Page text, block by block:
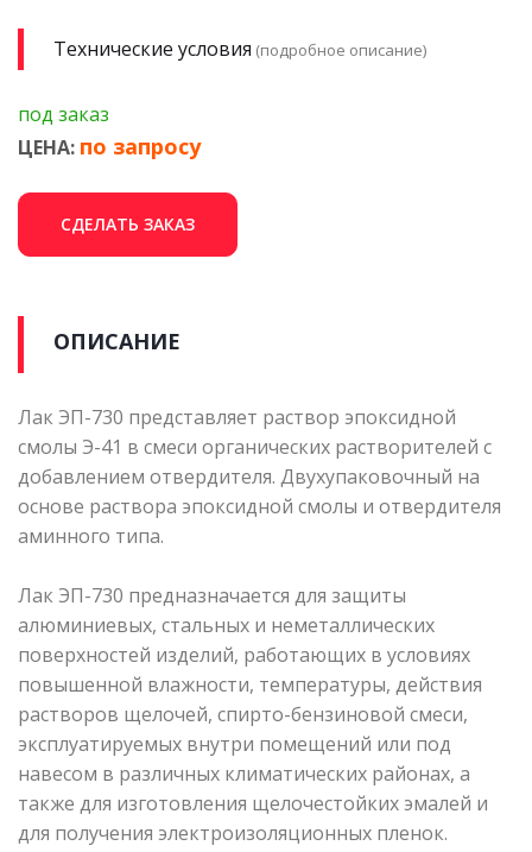
Технические условия (подробное описание)
под заказ
ЦЕНА: по запросу
СДЕЛАТЬ ЗАКАЗ
ОПИСАНИЕ
Лак ЭП-730 представляет раствор эпоксидной
смолы Э-41 в смеси органических растворителей с
добавлением отвердителя. Двухупаковочный на
основе раствора эпоксидной смолы и отвердителя
аминного типа.
Лак ЭП-730 предназначается для защиты
алюминиевых, стальных и неметаллических
поверхностей изделий, работающих в условиях
повышенной влажности, температуры, действия
растворов щелочей, спирто-бензиновой смеси,
эксплуатируемых внутри помещений или под
навесом в различных климатических районах, а
также для изготовления щелочестойких эмалей и
для получения электроизоляционных пленок.